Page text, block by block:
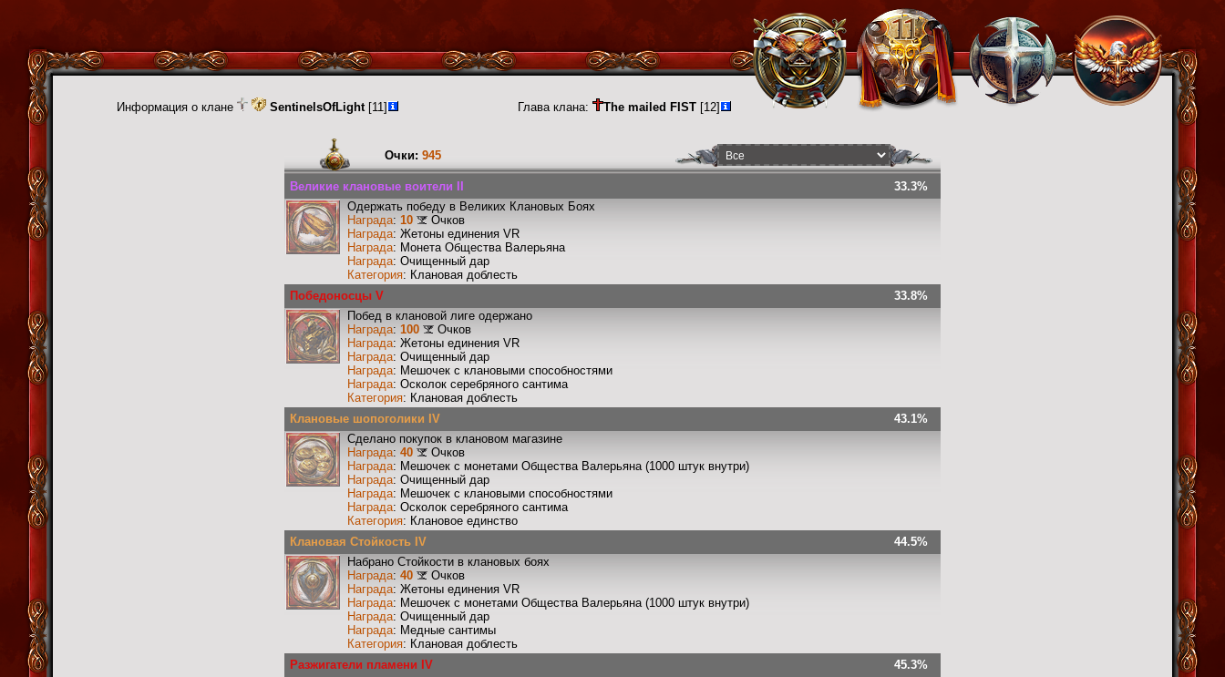
Информация о клане SentinelsOfLight[11] Глава клана: The mailed FIST [12]
Очки: 945
Великие клановые воители II
33.3%
Одержать победу в Великих Клановых Боях
Награда: 10
Очков
Награда: Жетоны единения VR
Награда: Монета Общества Валерьяна
Награда: Очищенный дар
Категория: Клановая доблесть
Победоносцы V
33.8%
Побед в клановой лиге одержано
Награда: 100
Очков
Награда: Жетоны единения VR
Награда: Очищенный дар
Награда: Мешочек с клановыми способностями
Награда: Осколок серебряного сантима
Категория: Клановая доблесть
Клановые шопоголики IV
43.1%
Сделано покупок в клановом магазине
Награда: 40
Очков
Награда: Мешочек с монетами Общества Валерьяна (1000 штук внутри)
Награда: Очищенный дар
Награда: Мешочек с клановыми способностями
Награда: Осколок серебряного сантима
Категория: Клановое единство
Клановая Стойкость IV
44.5%
Набрано Стойкости в клановых боях
Награда: 40
Очков
Награда: Жетоны единения VR
Награда: Мешочек с монетами Общества Валерьяна (1000 штук внутри)
Награда: Очищенный дар
Награда: Медные сантимы
Категория: Клановая доблесть
Разжигатели пламени IV
45.3%